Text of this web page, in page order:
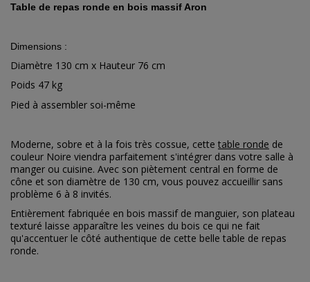
Table de repas ronde en bois massif Aron
Dimensions :
Diamètre 130 cm x Hauteur 76 cm
Poids 47 kg
Pied à assembler soi-même
Moderne, sobre et à la fois très cossue, cette table ronde de
couleur Noire viendra parfaitement s'intégrer dans votre salle à
manger ou cuisine. Avec son piètement central en forme de
cône et son diamètre de 130 cm, vous pouvez accueillir sans
problème 6 à 8 invités.
Entièrement fabriquée en bois massif de manguier, son plateau
texturé laisse apparaître les veines du bois ce qui ne fait
qu'accentuer le côté authentique de cette belle table de repas
ronde.